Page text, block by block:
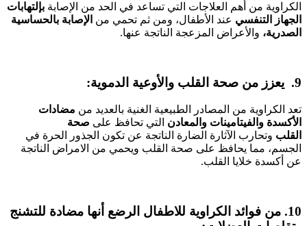
الكراوية من أهم العلاجات التي تساعد في الحد من الإصابة بإلتهابات
الجهاز التنفسي عند الأطفال، ومن ثم تحمي من الإصابة بالحساسية
الصدرية، والأعراض المزعجة الناتجة عنها.
9. يعزز من صحة القلب والأوعية الدموية:
تعد الكراوية من المصادر الطبيعية الغنية بالعديد من مضادات
الأكسدة والفيتامينات والمعادن التي تحافظ على صحة
القلب وتحارب الآثارة الضارة الناتجة عن تكون الجذور الحرة في
الجسم، مما يحافظ على صحة القلب ويحمي من الامراض الناتجة
عن أكسدة خلايا القلب.
10. من فوائد الكراوية للاطفال الرضع أنها مضادة للتشنج